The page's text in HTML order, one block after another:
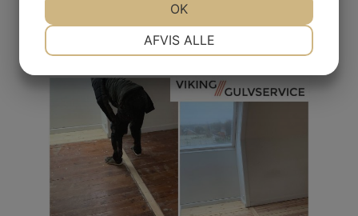
MARKETING STATISTIK
AFVIS ALLE
OK